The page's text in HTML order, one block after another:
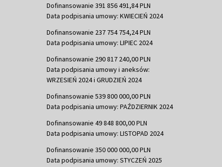
Dofinansowanie 391 856 491,84 PLN
Data podpisania umowy: KWIECIEŃ 2024
Dofinansowanie 237 754 754,24 PLN
Data podpisania umowy: LIPIEC 2024
Dofinansowanie 290 817 240,00 PLN
Data podpisania umowy i aneksów:
WRZESIEŃ 2024 i GRUDZIEŃ 2024
Dofinansowanie 539 800 000,00 PLN
Data podpisania umowy: PAŹDZIERNIK 2024
Dofinansowanie 49 848 800,00 PLN
Data podpisania umowy: LISTOPAD 2024
Dofinansowanie 350 000 000,00 PLN
Data podpisania umowy: STYCZEŃ 2025